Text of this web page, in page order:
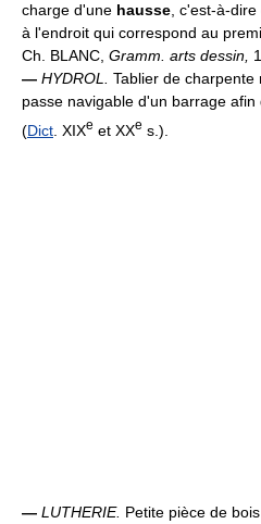
charge d'une hausse, c'est-à-
à l'endroit qui correspond au
Ch. BLANC, Gramm. arts dessin,
— HYDROL. Tablier de
passe navigable d'un barrage
(Dict . XIXe et XXe s.).
— LUTHERIE. Petite pièce de